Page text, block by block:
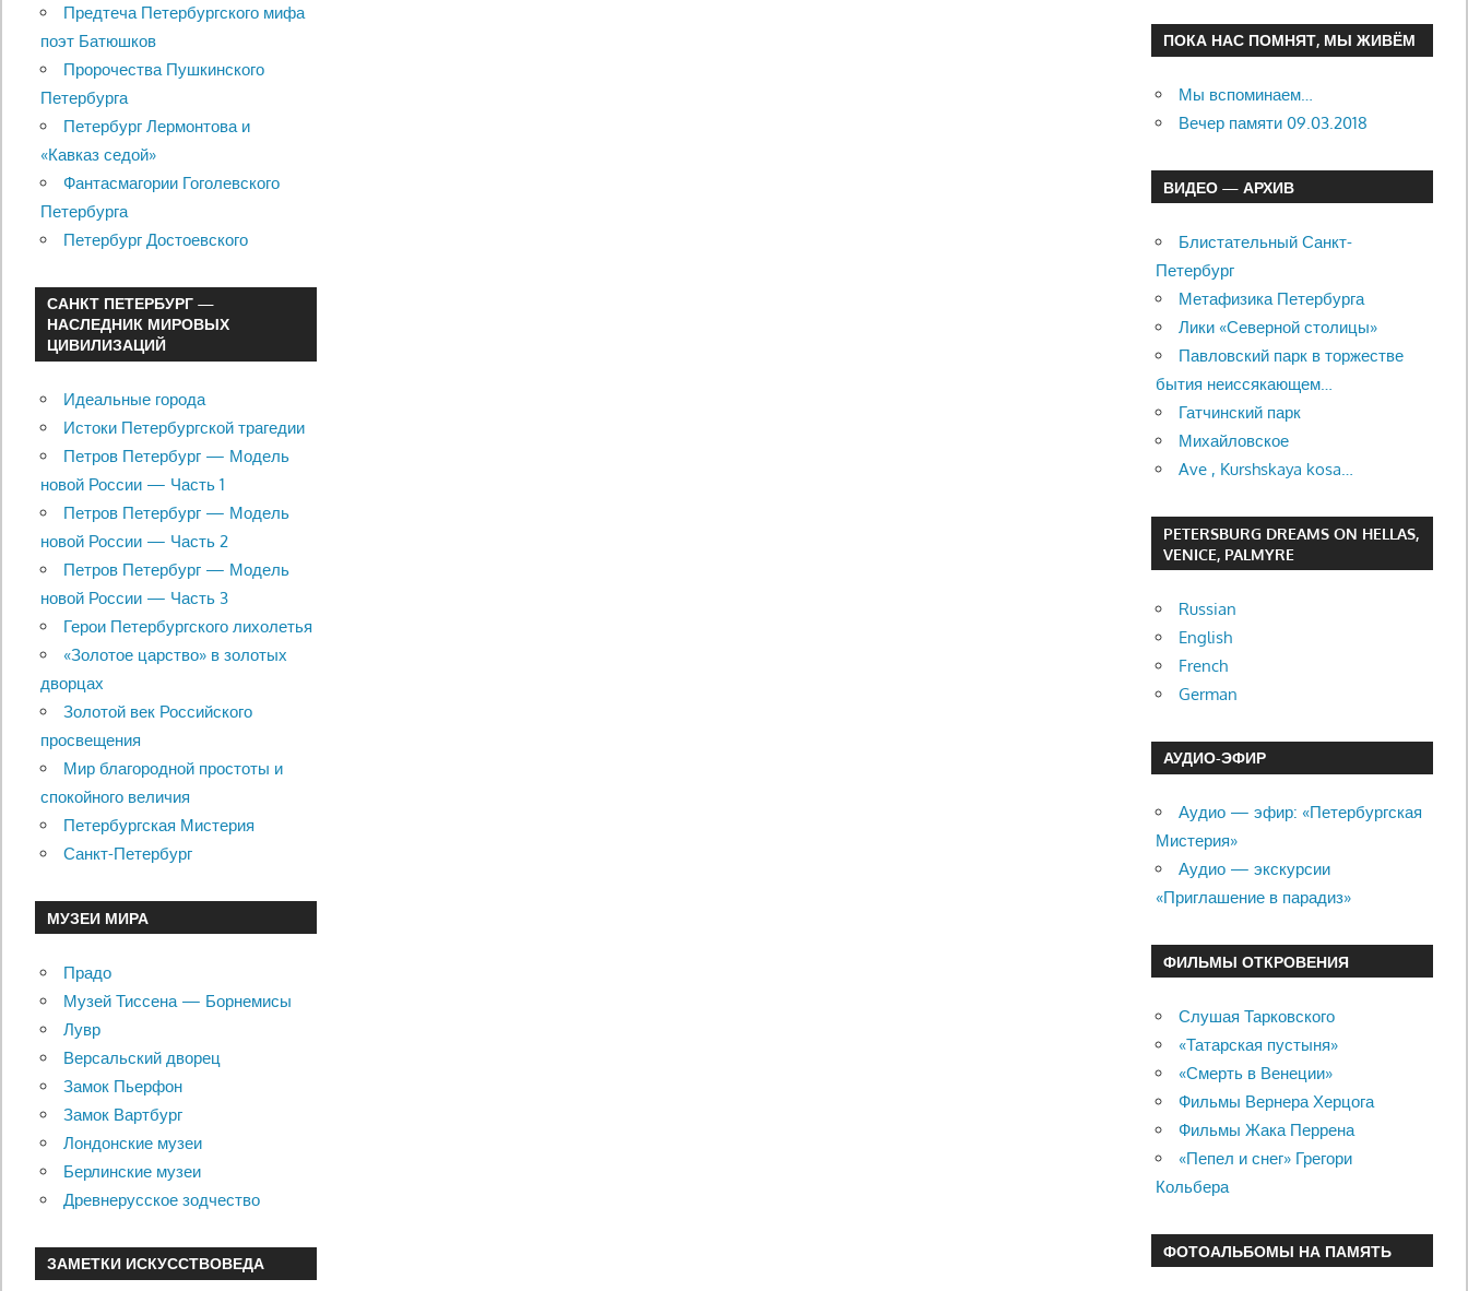
Предтеча Петербургского мифа
поэт Батюшков
Пророчества Пушкинского
Петербурга
Петербург Лермонтова и
«Кавказ седой»
Фантасмагории Гоголевского
Петербурга
Петербург Достоевского
САНКТ ПЕТЕРБУРГ —
НАСЛЕДНИК МИРОВЫХ
ЦИВИЛИЗАЦИЙ
Идеальные города
Истоки Петербургской трагедии
Петров Петербург — Модель
новой России — Часть 1
Петров Петербург — Модель
новой России — Часть 2
Петров Петербург — Модель
новой России — Часть 3
Герои Петербургского лихолетья
«Золотое царство» в золотых
дворцах
Золотой век Российского
просвещения
Мир благородной простоты и
спокойного величия
Петербургская Мистерия
Санкт-Петербург
МУЗЕИ МИРА
Прадо
Музей Тиссена — Борнемисы
Лувр
Версальский дворец
Замок Пьерфон
Замок Вартбург
Лондонские музеи
Берлинские музеи
Древнерусское зодчество
ЗАМЕТКИ ИСКУССТВОВЕДА
ПОКА НАС ПОМНЯТ, МЫ ЖИВЁМ
Мы вспоминаем…
Вечер памяти 09.03.2018
ВИДЕО — АРХИВ
Блистательный Санкт-
Петербург
Метафизика Петербурга
Лики «Северной столицы»
Павловский парк в торжестве
бытия неиссякающем…
Гатчинский парк
Михайловское
Ave , Kurshskaya kosa…
PETERSBURG DREAMS ON HELLAS,
VENICE, PALMYRE
Russian
English
French
German
АУДИО-ЭФИР
Аудио — эфир: «Петербургская
Мистерия»
Аудио — экскурсии
«Приглашение в парадиз»
ФИЛЬМЫ ОТКРОВЕНИЯ
Слушая Тарковского
«Татарская пустыня»
«Смерть в Венеции»
Фильмы Вернера Херцога
Фильмы Жака Перрена
«Пепел и снег» Грегори
Кольбера
ФОТОАЛЬБОМЫ НА ПАМЯТЬ